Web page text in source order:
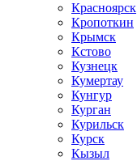
Красноярск
Кропоткин
Крымск
Кстово
Кузнецк
Кумертау
Кунгур
Курган
Курильск
Курск
Кызыл